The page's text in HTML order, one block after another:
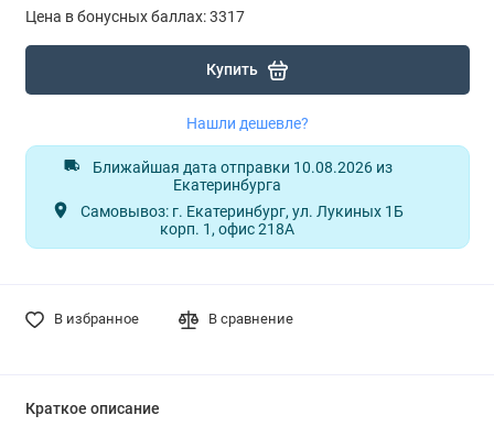
Цена в бонусных баллах: 3317
Купить
Нашли дешевле?
Ближайшая дата отправки 10.08.2026 из
Екатеринбурга
Самовывоз: г. Екатеринбург, ул. Лукиных 1Б
корп. 1, офис 218А
В избранное В сравнение
Краткое описание